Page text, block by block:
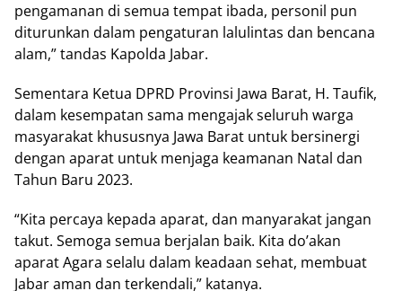
pengamanan di semua tempat ibada, personil pun
diturunkan dalam pengaturan lalulintas dan bencana
alam,” tandas Kapolda Jabar.
Sementara Ketua DPRD Provinsi Jawa Barat, H. Taufik,
dalam kesempatan sama mengajak seluruh warga
masyarakat khususnya Jawa Barat untuk bersinergi
dengan aparat untuk menjaga keamanan Natal dan
Tahun Baru 2023.
“Kita percaya kepada aparat, dan manyarakat jangan
takut. Semoga semua berjalan baik. Kita do’akan
aparat Agara selalu dalam keadaan sehat, membuat
Jabar aman dan terkendali,” katanya.